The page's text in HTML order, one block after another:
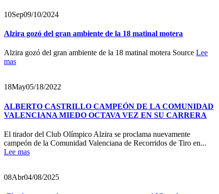
10Sep09/10/2024
Alzira gozó del gran ambiente de la 18 matinal motera
Alzira gozó del gran ambiente de la 18 matinal motera Source Lee
mas
18May05/18/2022
ALBERTO CASTRILLO CAMPEÓN DE LA COMUNIDAD
VALENCIANA MIEDO OCTAVA VEZ EN SU CARRERA
El tirador del Club Olímpico Alzira se proclama nuevamente
campeón de la Comunidad Valenciana de Recorridos de Tiro en...
Lee mas
08Abr04/08/2025